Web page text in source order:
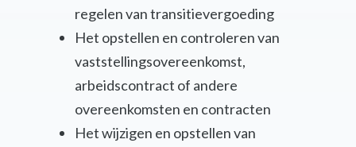
regelen van transitievergoeding
Het opstellen en controleren van
vaststellingsovereenkomst,
arbeidscontract of andere
overeenkomsten en contracten
Het wijzigen en opstellen van